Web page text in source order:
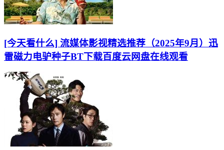
[今天看什么] 流媒体影视精选推荐（2025年9月）迅
雷磁力电驴种子BT下载百度云网盘在线观看